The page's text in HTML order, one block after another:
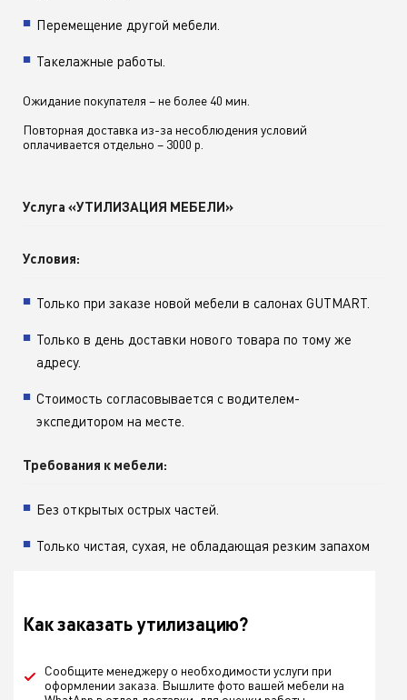
Перемещение другой мебели.
Такелажные работы.
Ожидание покупателя – не более 40 мин.
Повторная доставка из-за несоблюдения условий
оплачивается отдельно – 3000 р.
Услуга «УТИЛИЗАЦИЯ МЕБЕЛИ»
Условия:
Только при заказе новой мебели в салонах GUTMART.
Только в день доставки нового товара по тому же
адресу.
Стоимость согласовывается с водителем-
экспедитором на месте.
Требования к мебели:
Без открытых острых частей.
Только чистая, сухая, не обладающая резким запахом
Как заказать утилизацию?
Сообщите менеджеру о необходимости услуги при
оформлении заказа. Вышлите фото вашей мебели на